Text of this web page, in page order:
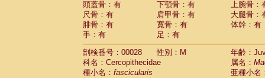
CercopithecidaeCercocebus
CercopithecidaeCercocebus
CercopithecidaeCercocebus hybrid(2)
CercopithecidaeCercocebus
CercopithecidaeLophocebus
Cercopithecidae
(0)
Cercopithecidae Papio cynocephalus
頭蓋骨：有
下顎骨：有
上腕骨：
尺骨：有
肩甲骨：有
大腿骨：
腓骨：有
寛骨：有
体幹：有
手：有
足：有
剖検番号：00028
性別：M
年齢：
科名：Cercopithecidae
属名：
種小名： fascicularis
亜種小名